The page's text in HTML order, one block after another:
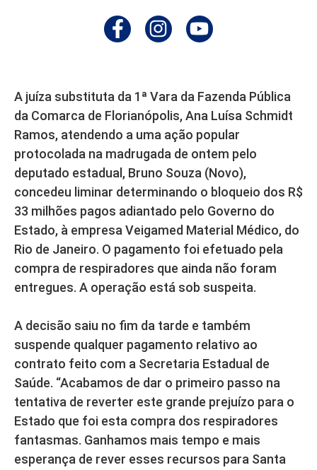
A juíza substituta da 1ª Vara da Fazenda Pública
da Comarca de Florianópolis, Ana Luísa Schmidt
Ramos, atendendo a uma ação popular
protocolada na madrugada de ontem pelo
deputado estadual, Bruno Souza (Novo),
concedeu liminar determinando o bloqueio dos R$
33 milhões pagos adiantado pelo Governo do
Estado, à empresa Veigamed Material Médico, do
Rio de Janeiro. O pagamento foi efetuado pela
compra de respiradores que ainda não foram
entregues. A operação está sob suspeita.
A decisão saiu no fim da tarde e também
suspende qualquer pagamento relativo ao
contrato feito com a Secretaria Estadual de
Saúde. “Acabamos de dar o primeiro passo na
tentativa de reverter este grande prejuízo para o
Estado que foi esta compra dos respiradores
fantasmas. Ganhamos mais tempo e mais
esperança de rever esses recursos para Santa